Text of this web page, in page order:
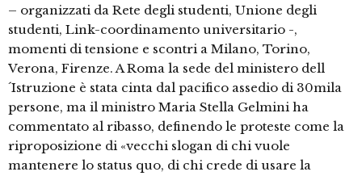
– organizzati da Rete degli studenti, Unione degli
studenti, Link-coordinamento universitario -,
momenti di tensione e scontri a Milano, Torino,
Verona, Firenze. A Roma la sede del ministero dell
´Istruzione è stata cinta dal pacifico assedio di 30mila
persone, ma il ministro Maria Stella Gelmini ha
commentato al ribasso, definendo le proteste come la
riproposizione di «vecchi slogan di chi vuole
mantenere lo status quo, di chi crede di usare la